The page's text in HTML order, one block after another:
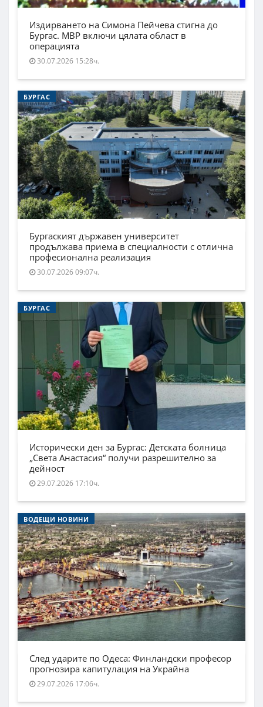
Издирването на Симона Пейчева стигна до
Бургас. МВР включи цялата област в
операцията
30.07.2026 15:28ч.
БУРГАС
Бургаският държавен университет
продължава приема в специалности с отлична
професионална реализация
30.07.2026 09:07ч.
БУРГАС
Исторически ден за Бургас: Детската болница
„Света Анастасия“ получи разрешително за
дейност
29.07.2026 17:10ч.
ВОДЕЩИ НОВИНИ
След ударите по Одеса: Финландски професор
прогнозира капитулация на Украйна
29.07.2026 17:06ч.